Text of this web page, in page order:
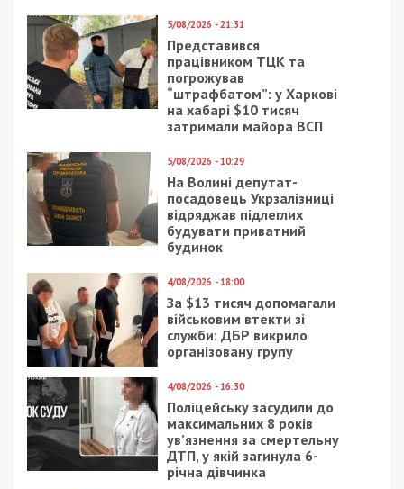
5/08/2026 - 21:31
Представився
працівником ТЦК та
погрожував
“штрафбатом”: у Харкові
на хабарі $10 тисяч
затримали майора ВСП
5/08/2026 - 10:29
На Волині депутат-
посадовець Укрзалізниці
відряджав підлеглих
будувати приватний
будинок
4/08/2026 - 18:00
За $13 тисяч допомагали
військовим втекти зі
служби: ДБР викрило
організовану групу
4/08/2026 - 16:30
Поліцейську засудили до
максимальних 8 років
ув’язнення за смертельну
ДТП, у якій загинула 6-
річна дівчинка